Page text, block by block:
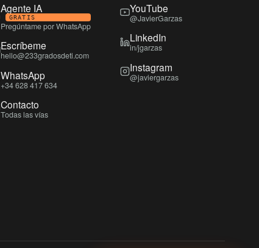
Agente IA
GRATIS
Pregúntame por WhatsApp
Escríbeme
hello@233gradosdeti.com
WhatsApp
+34 628 417 634
Contacto
Todas las vías
YouTube
@JavierGarzas
LinkedIn
in/jgarzas
Instagram
@javiergarzas